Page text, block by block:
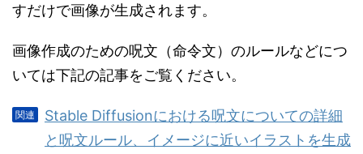
すだけで画像が生成されます。
画像作成のための呪文（命令文）のルールなどにつ
いては下記の記事をご覧ください。
Stable Diffusionにおける呪文についての詳細
と呪文ルール、イメージに近いイラストを生成